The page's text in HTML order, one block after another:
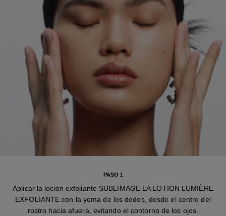
PASO 1
Aplicar la loción exfoliante SUBLIMAGE LA LOTION LUMIÈRE
EXFOLIANTE con la yema de los dedos, desde el centro del
rostro hacia afuera, evitando el contorno de los ojos.